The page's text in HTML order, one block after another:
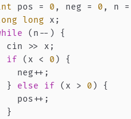
pos = 0 , neg = 0 , n =
long x;
(n--) {
cin >> x;
if (x < 0 ) {
neg++;
}
else if (x > 0 ) {
pos++;
}